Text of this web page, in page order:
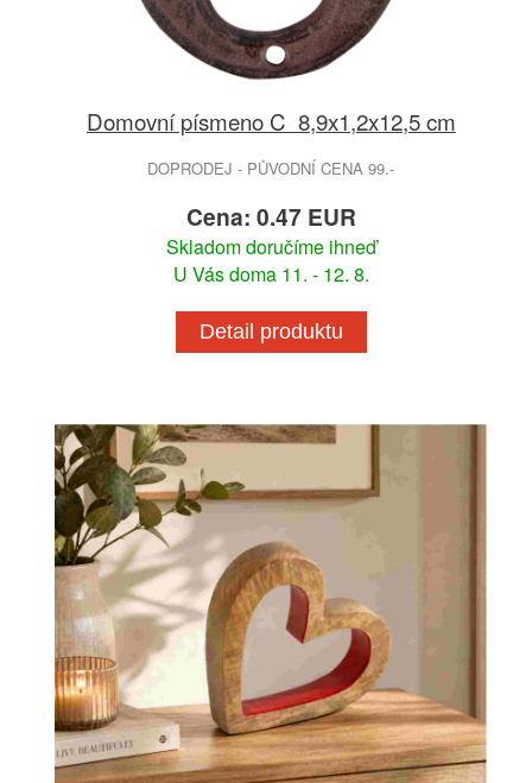
Domovní písmeno C 8,9x1,2x12,5 cm
DOPRODEJ - PŮVODNÍ CENA 99.-
Cena: 0.47 EUR
Skladom doručíme ihneď
U Vás doma 11. - 12. 8.
Detail produktu